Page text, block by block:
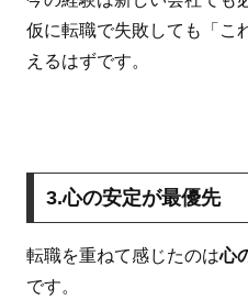
仮に転職で失敗しても「こ
えるはずです。
3.心の安定が最優先
転職を重ねて感じたのは心
です。